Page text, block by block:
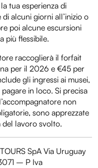
tua esperienza di
alcuni giorni all’inizio o
poi alcune escursioni
più flessibile.
raccoglierà il forfait
per il 2026 e €45 per
gli ingressi ai musei,
in loco. Si precisa
non
sono apprezzate
lavoro svolto.
SpA Via Uruguay
– P Iva